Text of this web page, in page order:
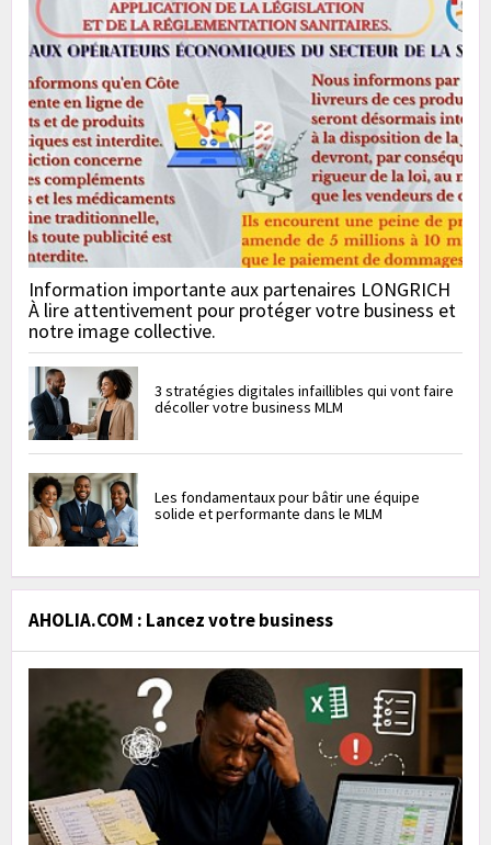
Information importante aux partenaires LONGRICH
À lire attentivement pour protéger votre business et
notre image collective.
3 stratégies digitales infaillibles qui vont faire
décoller votre business MLM
Les fondamentaux pour bâtir une équipe
solide et performante dans le MLM
AHOLIA.COM : Lancez votre business